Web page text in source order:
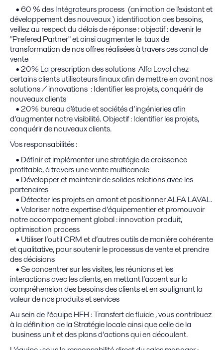
• 60 % des Intégrateurs process (animation de l'existant et
développement des nouveaux ) identification des besoins,
veillez au respect du délais de réponse : objectif : devenir le
"Prefered Partner" et ainsi augmenter le taux de
transformation de nos offres réalisées à travers ces canal de
vente
• 20% La prescription des solutions Alfa Laval chez
certains clients utilisateurs finaux afin de mettre en avant nos
solutions / innovations : Identifier les projets, conquérir de
nouveaux clients
• 20% bureau d'étude et sociétés d’ingénieries afin
d’augmenter notre visibilité. Objectif : Identifier les projets,
conquérir de nouveaux clients.
Vos responsabilités :
• Définir et implémenter une stratégie de croissance
profitable, à travers une vente multicanale
• Développer et maintenir de solides relations avec les
partenaires
• Détecter les projets en amont et positionner ALFA LAVAL.
• Valoriser notre expertise d’équipementier et promouvoir
notre accompagnement global : innovation produit,
optimisation process
• Utiliser l’outil CRM et d’autres outils de manière cohérente
et qualitative, pour soutenir le processus de vente et prendre
des décisions
• Se concentrer sur les visites, les réunions et les
interactions avec les clients, en mettant l’accent sur la
compréhension des besoins des clients et en soulignant la
valeur de nos produits et services
Au sein de l’équipe HFH : Transfert de fluide , vous contribuez
à la définition de la Stratégie locale ainsi que celle de la
business unit et des plans d’actions qui en découlent.